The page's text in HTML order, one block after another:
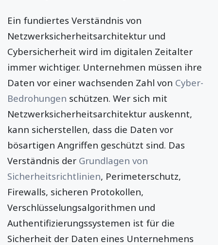
Ein fundiertes Verständnis von
Netzwerksicherheitsarchitektur und
Cybersicherheit wird im digitalen Zeitalter
immer wichtiger. Unternehmen müssen ihre
Daten vor einer wachsenden Zahl von Cyber-
Bedrohungen schützen. Wer sich mit
Netzwerksicherheitsarchitektur auskennt,
kann sicherstellen, dass die Daten vor
bösartigen Angriffen geschützt sind. Das
Verständnis der Grundlagen von
Sicherheitsrichtlinien, Perimeterschutz,
Firewalls, sicheren Protokollen,
Verschlüsselungsalgorithmen und
Authentifizierungssystemen ist für die
Sicherheit der Daten eines Unternehmens